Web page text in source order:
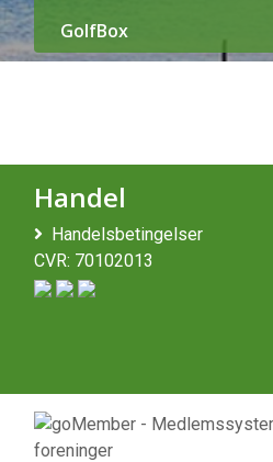
GolfBox
Handel
Handelsbetingelser
CVR: 70102013